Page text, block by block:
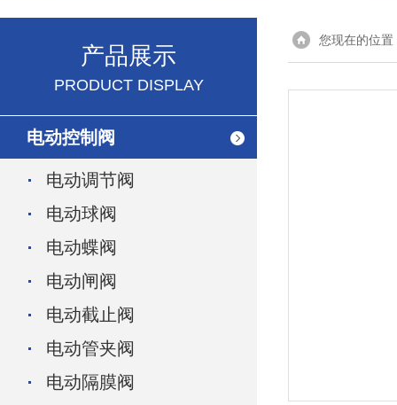
产品展示
PRODUCT DISPLAY
电动控制阀
电动调节阀
电动球阀
电动蝶阀
电动闸阀
电动截止阀
电动管夹阀
电动隔膜阀
您现在的位置